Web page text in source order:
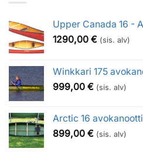
Upper Canada 16 -
1290,00 € (sis. alv)
Winkkari 175
999,00 € (sis. alv)
Arctic 16 avokanootti
899,00 € (sis. alv)